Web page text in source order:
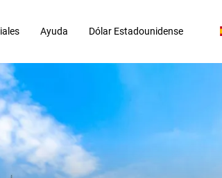
Ayuda Dólar Estadounidense